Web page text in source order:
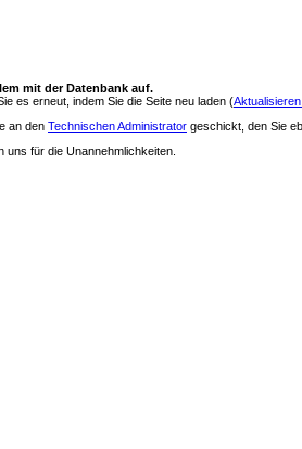
mit der Datenbank auf.
es erneut, indem Sie die Seite neu laden (
an den Technischen Administrator geschickt, den Sie
uns für die Unannehmlichkeiten.